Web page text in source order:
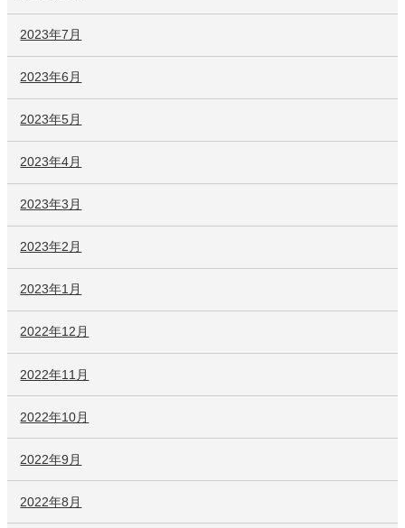
2023年7月
2023年6月
2023年5月
2023年4月
2023年3月
2023年2月
2023年1月
2022年12月
2022年11月
2022年10月
2022年9月
2022年8月